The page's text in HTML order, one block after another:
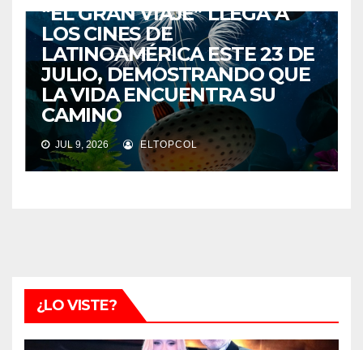
“EL GRAN VIAJE” LLEGA A
LOS CINES DE
LATINOAMÉRICA ESTE 23 DE
JULIO, DEMOSTRANDO QUE
LA VIDA ENCUENTRA SU
CAMINO
JUL 9, 2026 ELTOPCOL
¿LO VISTE?